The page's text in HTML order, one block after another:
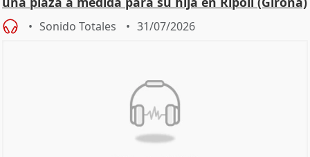
Sonido Totales 31/07/2026